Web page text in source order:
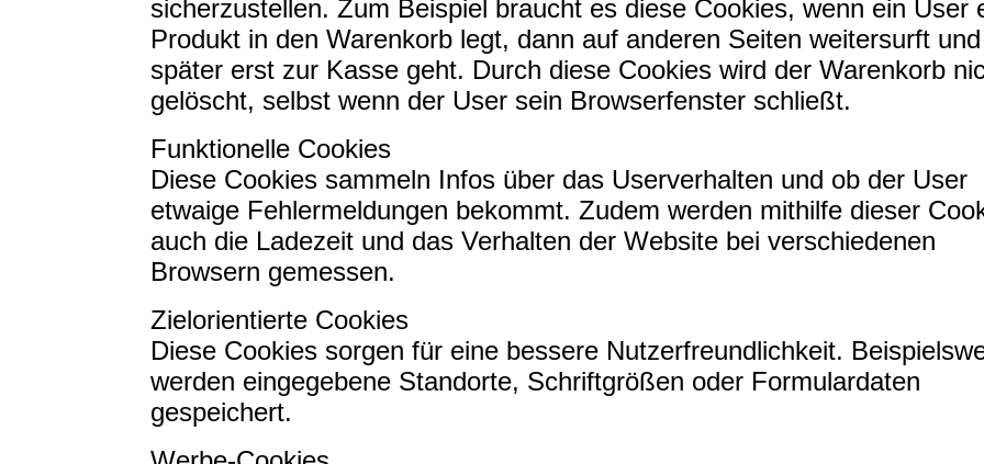
sicherzustellen. Zum Beispiel braucht es diese Cookies, wenn ein User
Produkt in den Warenkorb legt, dann auf anderen Seiten weitersurft und
später erst zur Kasse geht. Durch diese Cookies wird der Warenkorb
gelöscht, selbst wenn der User sein Browserfenster schließt.
Funktionelle Cookies
Diese Cookies sammeln Infos über das Userverhalten und ob der User
etwaige Fehlermeldungen bekommt. Zudem werden mithilfe dieser
auch die Ladezeit und das Verhalten der Website bei verschiedenen
Browsern gemessen.
Zielorientierte Cookies
Diese Cookies sorgen für eine bessere Nutzerfreundlichkeit.
werden eingegebene Standorte, Schriftgrößen oder Formulardaten
gespeichert.